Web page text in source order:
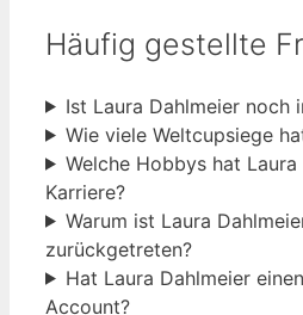
Häufig gestellte
Ist Laura Dahlmeier noch
Wie viele Weltcupsiege
Welche Hobbys hat
Karriere?
Warum ist Laura
zurückgetreten?
Hat Laura Dahlmeier
Account?